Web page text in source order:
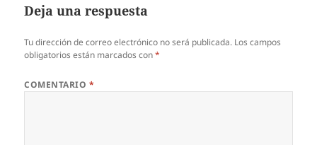
Deja una respuesta
Tu dirección de correo electrónico no será publicada. Los campos
obligatorios están marcados con*
COMENTARIO *